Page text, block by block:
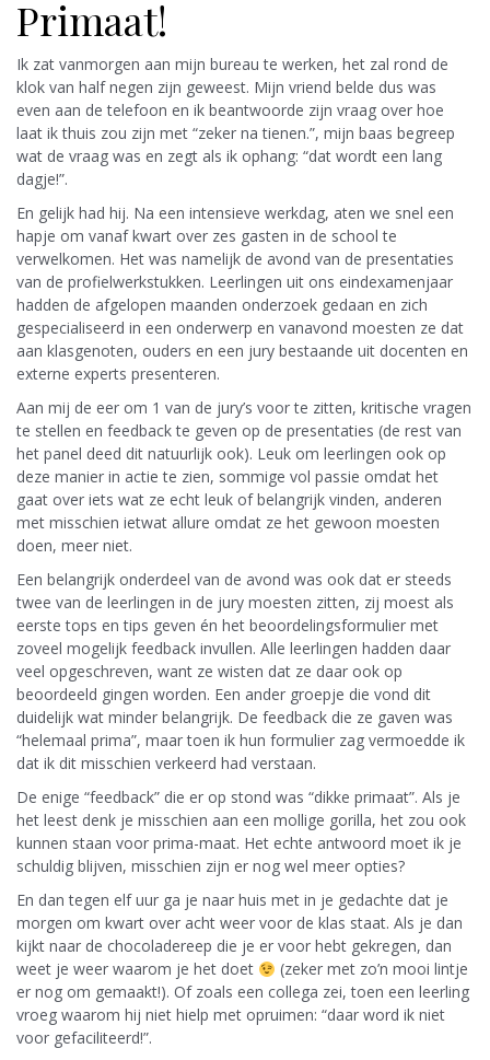
Primaat!
Ik zat vanmorgen aan mijn bureau te werken, het zal rond de
klok van half negen zijn geweest. Mijn vriend belde dus was
even aan de telefoon en ik beantwoorde zijn vraag over hoe
laat ik thuis zou zijn met “zeker na tienen.”, mijn baas begreep
wat de vraag was en zegt als ik ophang: “dat wordt een lang
dagje!”.
En gelijk had hij. Na een intensieve werkdag, aten we snel een
hapje om vanaf kwart over zes gasten in de school te
verwelkomen. Het was namelijk de avond van de presentaties
van de profielwerkstukken. Leerlingen uit ons eindexamenjaar
hadden de afgelopen maanden onderzoek gedaan en zich
gespecialiseerd in een onderwerp en vanavond moesten ze dat
aan klasgenoten, ouders en een jury bestaande uit docenten en
externe experts presenteren.
Aan mij de eer om 1 van de jury’s voor te zitten, kritische vragen
te stellen en feedback te geven op de presentaties (de rest van
het panel deed dit natuurlijk ook). Leuk om leerlingen ook op
deze manier in actie te zien, sommige vol passie omdat het
gaat over iets wat ze echt leuk of belangrijk vinden, anderen
met misschien ietwat allure omdat ze het gewoon moesten
doen, meer niet.
Een belangrijk onderdeel van de avond was ook dat er steeds
twee van de leerlingen in de jury moesten zitten, zij moest als
eerste tops en tips geven én het beoordelingsformulier met
zoveel mogelijk feedback invullen. Alle leerlingen hadden daar
veel opgeschreven, want ze wisten dat ze daar ook op
beoordeeld gingen worden. Een ander groepje die vond dit
duidelijk wat minder belangrijk. De feedback die ze gaven was
“helemaal prima”, maar toen ik hun formulier zag vermoedde ik
dat ik dit misschien verkeerd had verstaan.
De enige “feedback” die er op stond was “dikke primaat”. Als je
het leest denk je misschien aan een mollige gorilla, het zou ook
kunnen staan voor prima-maat. Het echte antwoord moet ik je
schuldig blijven, misschien zijn er nog wel meer opties?
En dan tegen elf uur ga je naar huis met in je gedachte dat je
morgen om kwart over acht weer voor de klas staat. Als je dan
kijkt naar de chocoladereep die je er voor hebt gekregen, dan
weet je weer waarom je het doet
(zeker met zo’n mooi lintje
er nog om gemaakt!). Of zoals een collega zei, toen een leerling
vroeg waarom hij niet hielp met opruimen: “daar word ik niet
voor gefaciliteerd!”.